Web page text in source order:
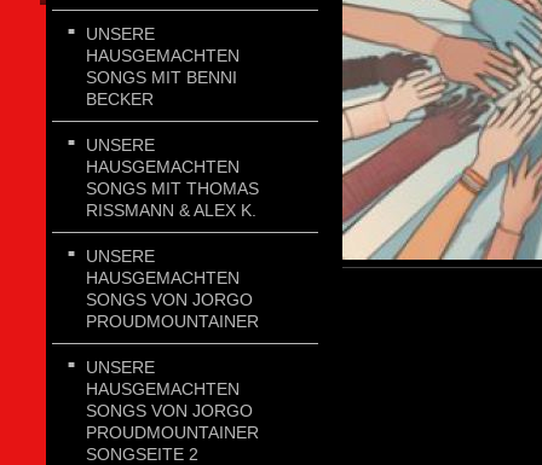
UNSERE
HAUSGEMACHTEN
SONGS MIT BENNI
BECKER
UNSERE
HAUSGEMACHTEN
SONGS MIT THOMAS
RISSMANN & ALEX K.
UNSERE
HAUSGEMACHTEN
SONGS VON JORGO
PROUDMOUNTAINER
UNSERE
HAUSGEMACHTEN
SONGS VON JORGO
PROUDMOUNTAINER
SONGSEITE 2